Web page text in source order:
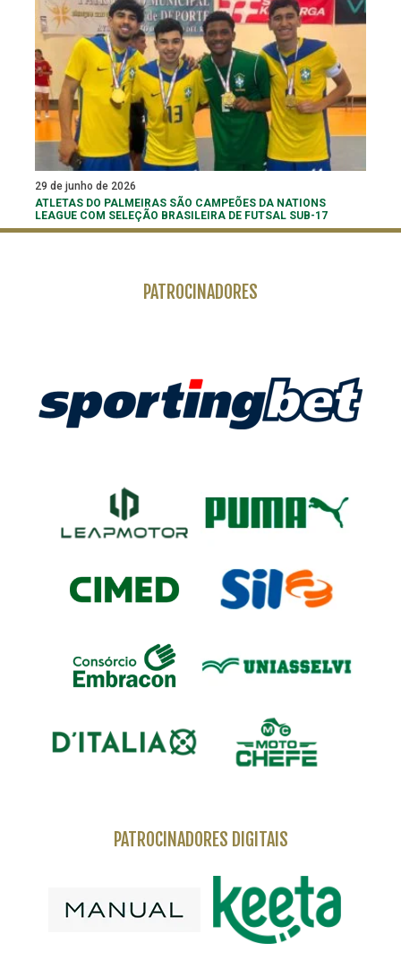
29 de junho de 2026
ATLETAS DO PALMEIRAS SÃO CAMPEÕES DA NATIONS
LEAGUE COM SELEÇÃO BRASILEIRA DE FUTSAL SUB-17
PATROCINADORES
PATROCINADORES DIGITAIS